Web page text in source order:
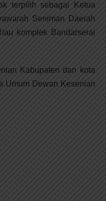
terpilih sebagai Ketua
Seniman Daerah
komplek Bandarserai
Kabupaten dan kota
Umum Dewan Kesenian